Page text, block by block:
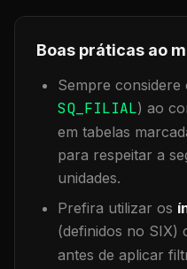
Boas práticas ao
Sempre considere
SQ_FILIAL) ao
em tabelas
para respeitar a
unidades.
Prefira utilizar os
(definidos no SIX)
antes de aplicar